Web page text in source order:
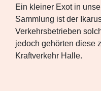
Ein kleiner Exot in
Sammlung ist der
Verkehrsbetrieben
jedoch gehörten diese
Kraftverkehr Halle.